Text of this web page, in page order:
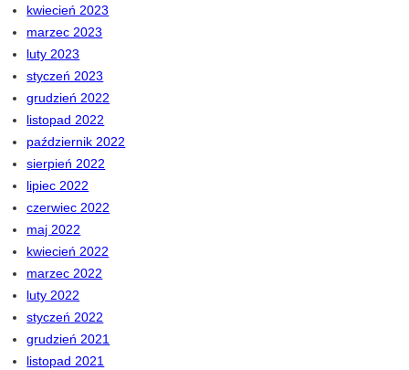
kwiecień 2023
marzec 2023
luty 2023
styczeń 2023
grudzień 2022
listopad 2022
październik 2022
sierpień 2022
lipiec 2022
czerwiec 2022
maj 2022
kwiecień 2022
marzec 2022
luty 2022
styczeń 2022
grudzień 2021
listopad 2021